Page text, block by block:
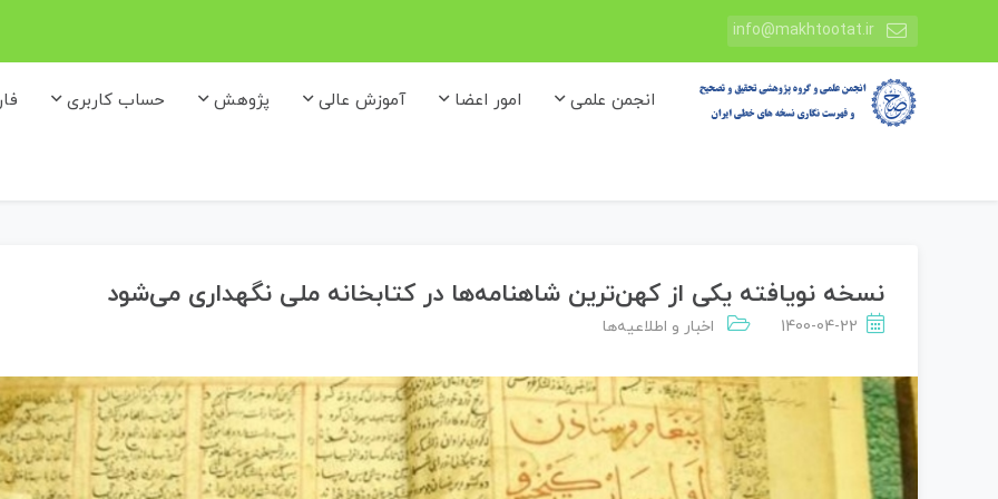
info@makhtootat.ir
انجمن علمی امور اعضا آموزش عالی پژوهش حساب کاربری
نسخه‌ نویافته یکی از کهن‌ترین شاهنامه‌ها در کتابخانه ملی نگهداری می‌شود
1400-04-22 اخبار و اطلاعیه‌ها